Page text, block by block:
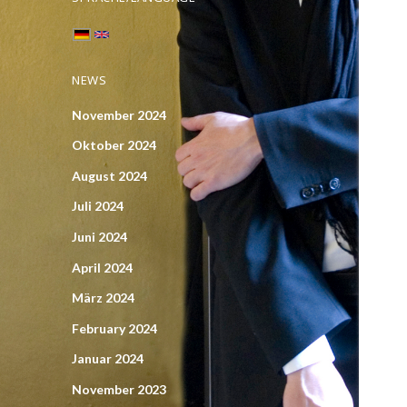
NEWS
November 2024
Oktober 2024
August 2024
Juli 2024
Juni 2024
April 2024
März 2024
February 2024
Januar 2024
November 2023